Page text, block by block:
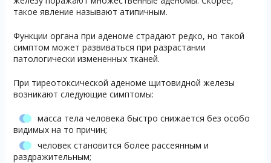
такое явление называют атипичным.
Функции органа при аденоме страдают редко, но такой
симптом может развиваться при разрастании
патологически измененных тканей.
При тиреотоксической аденоме щитовидной железы
возникают следующие симптомы:
масса тела человека быстро снижается без особо
видимых на то причин;
человек становится более рассеянным и
раздражительным;